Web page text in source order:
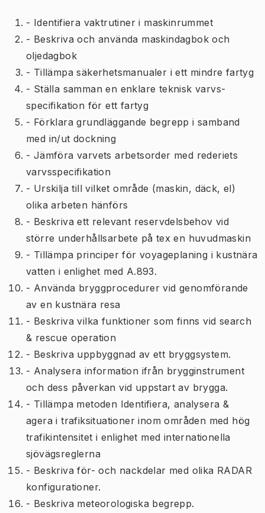
- Identifiera vaktrutiner i maskinrummet
- Beskriva och använda maskindagbok och
oljedagbok
- Tillämpa säkerhetsmanualer i ett mindre fartyg
- Ställa samman en enklare teknisk varvs-
specifikation för ett fartyg
- Förklara grundläggande begrepp i samband
med in/ut dockning
- Jämföra varvets arbetsorder med rederiets
varvsspecifikation
- Urskilja till vilket område (maskin, däck, el)
olika arbeten hänförs
- Beskriva ett relevant reservdelsbehov vid
större underhållsarbete på tex en huvudmaskin
- Tillämpa principer för voyageplaning i kustnära
vatten i enlighet med A.893.
- Använda bryggprocedurer vid genomförande
av en kustnära resa
- Beskriva vilka funktioner som finns vid search
& rescue operation
- Beskriva uppbyggnad av ett bryggsystem.
- Analysera information ifrån brygginstrument
och dess påverkan vid uppstart av brygga.
- Tillämpa metoden Identifiera, analysera &
agera i trafiksituationer inom områden med hög
trafikintensitet i enlighet med internationella
sjövägsreglerna
- Beskriva för- och nackdelar med olika RADAR
konfigurationer.
- Beskriva meteorologiska begrepp.